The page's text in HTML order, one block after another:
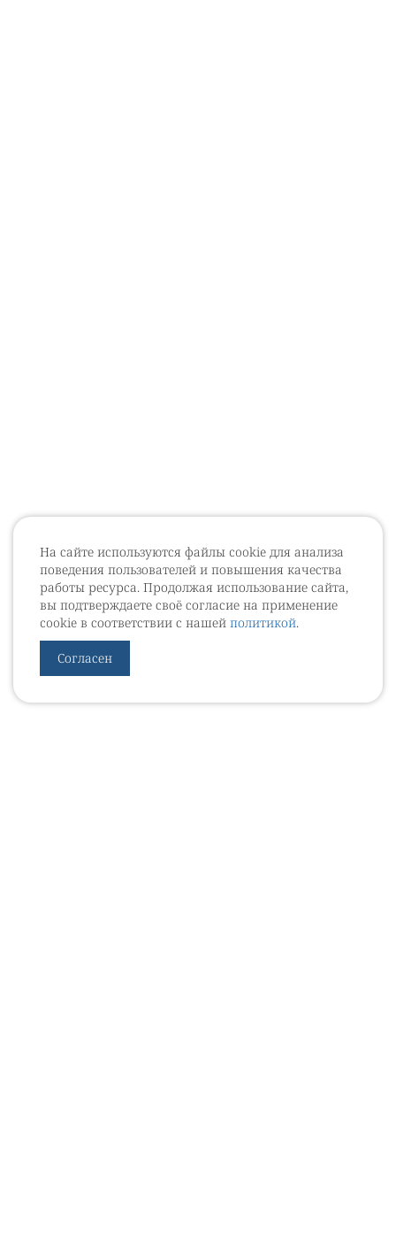
На сайте используются файлы cookie для анализа
поведения пользователей и повышения качества
работы ресурса. Продолжая использование сайта,
вы подтверждаете своё согласие на применение
cookie в соответствии с нашей политикой.
Согласен